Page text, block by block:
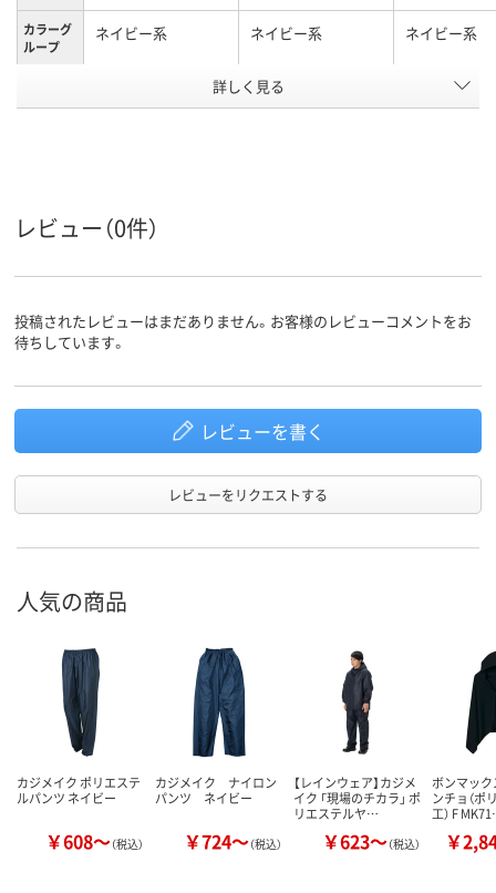
カラーグ
ループ
ネイビー系 ネイビー系 ネイビー系
3L
スコア
詳しく見る
レビュー（0件）
投稿されたレビューはまだありません。お客様のレビューコメントをお
待ちしています。
レビューを書く
レビューをリクエストする
人気の商品
カジメイク ポリエステ
ルパンツ ネイビー
￥608～（税込）
カジメイク ナイロン
パンツ ネイビー
￥724～（税込）
【レインウェア】カジメ
イク 「現場のチカラ」 ポ
リエステルヤ…
￥623～（税込）
ボンマッ
ンチョ（ポ
工） F
￥